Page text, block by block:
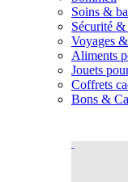
Soins &
Sécurité &
Voyages
Aliments
Jouets
Coffrets
Bons &